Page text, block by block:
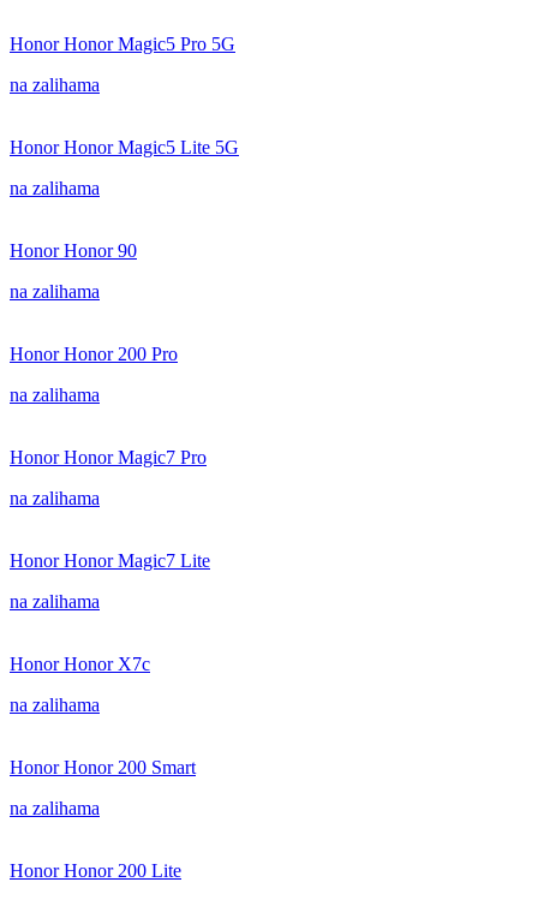
Honor Honor Magic5 Pro 5G
na zalihama
Honor Honor Magic5 Lite 5G
na zalihama
Honor Honor 90
na zalihama
Honor Honor 200 Pro
na zalihama
Honor Honor Magic7 Pro
na zalihama
Honor Honor Magic7 Lite
na zalihama
Honor Honor X7c
na zalihama
Honor Honor 200 Smart
na zalihama
Honor Honor 200 Lite